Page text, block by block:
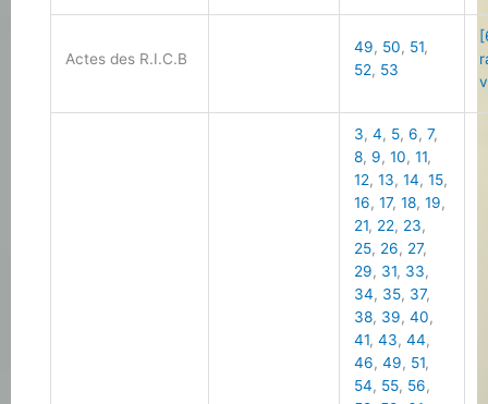
Actes des R.I.C.B
49, 50, 51,
52, 53
3,4, 5,6,7,
8, 9,10,11,
12,13,14,15,
16,17,18,19,
21, 22, 23,
25, 26, 27,
29, 31, 33,
34, 35, 37,
38, 39,40,
41,43,44,
46,49, 51,
54, 55, 56,